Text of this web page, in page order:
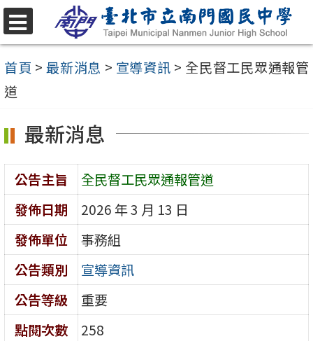
跳
至
主
要
容
選
單
首頁 > 最新消息 > 宣導資訊 > 全民督工民眾通報管
道
最新消息
公告主旨
全民督工民眾通報管道
發佈日期
2026 年 3 月 13 日
發佈單位
事務組
公告類別
宣導資訊
公告等級
重要
點閱次數
258